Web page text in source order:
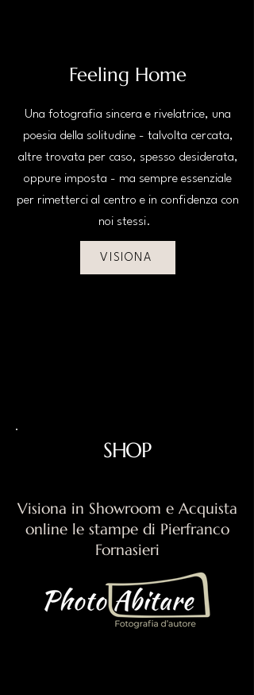
Feeling Home
Una fotografia sincera e rivelatrice, una
poesia della solitudine - talvolta cercata,
altre trovata per caso, spesso desiderata,
oppure imposta - ma sempre essenziale
per rimetterci al centro e in confidenza con
noi stessi.
VISIONA
SHOP
Visiona in Showroom e Acquista
online le stampe di Pierfranco
Fornasieri